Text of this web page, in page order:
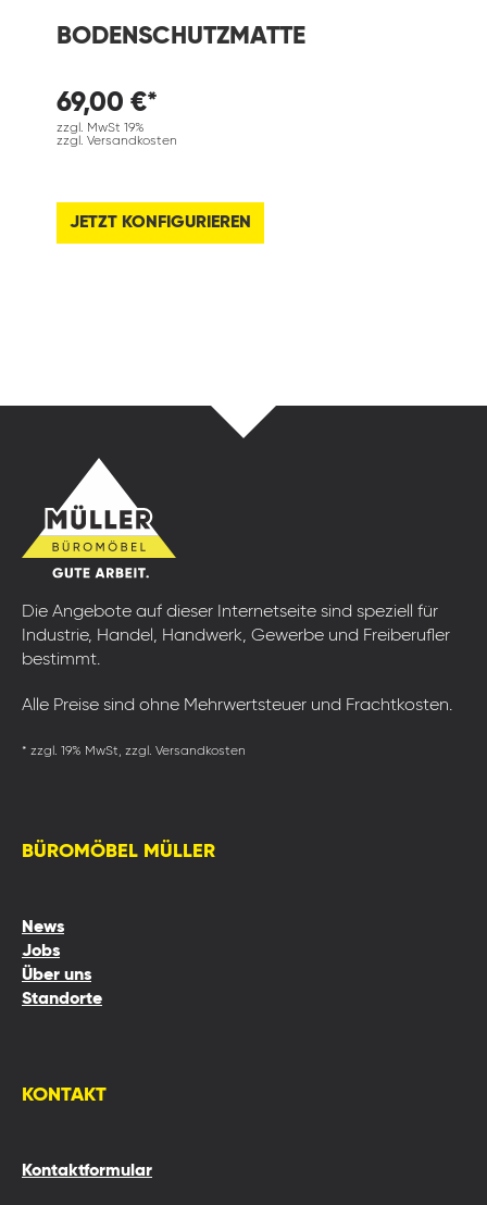
BODENSCHUTZMATTE
69,00 €*
zzgl. MwSt 19%
zzgl. Versandkosten
JETZT KONFIGURIEREN
Die Angebote auf dieser Internetseite sind speziell für
Industrie, Handel, Handwerk, Gewerbe und Freiberufler
bestimmt.
Alle Preise sind ohne Mehrwertsteuer und Frachtkosten.
* zzgl. 19% MwSt, zzgl. Versandkosten
BÜROMÖBEL MÜLLER
News
Jobs
Über uns
Standorte
KONTAKT
Kontaktformular